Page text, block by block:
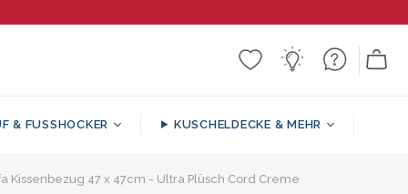
Sitzsacksofa
Stützkissen
& FUSSHOCKER
Runde Fußhocker
KUSCHELDECKE & MEHR
Gemusterte / Dekorative
Kissenbezug 47 x 47cm - Ultra Plüsch Cord Creme